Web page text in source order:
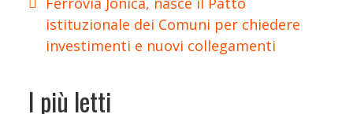
istituzionale dei Comuni per chiedere
investimenti e nuovi collegamenti
I più letti